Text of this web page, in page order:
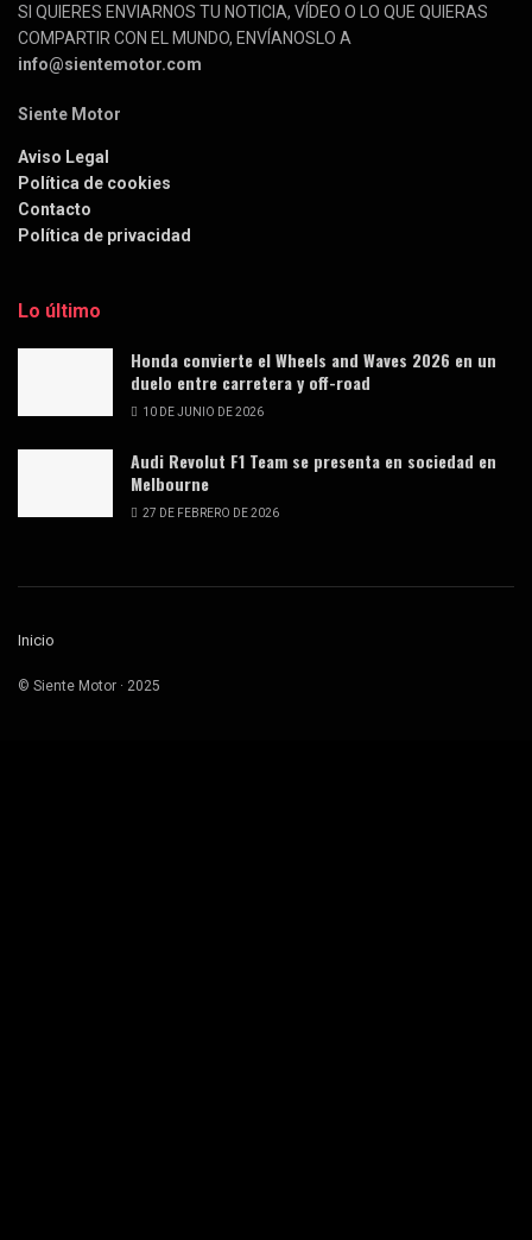
SI QUIERES ENVIARNOS TU NOTICIA, VÍDEO O LO QUE QUIERAS
COMPARTIR CON EL MUNDO, ENVÍANOSLO A
info@sientemotor.com
Siente Motor
Aviso Legal
Política de cookies
Contacto
Política de privacidad
Lo último
Honda convierte el Wheels and Waves 2026 en un
duelo entre carretera y off-road
10 DE JUNIO DE 2026
Audi Revolut F1 Team se presenta en sociedad en
Melbourne
27 DE FEBRERO DE 2026
Inicio
© Siente Motor · 2025